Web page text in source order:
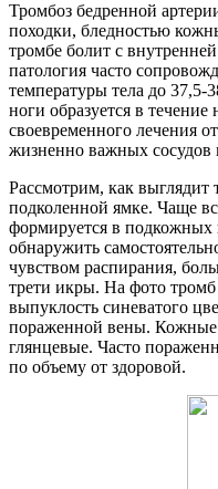
Тромбоз бедренной
походки, бледностью
тромбе болит с
патология часто
температуры тела до
ноги образуется в
своевременного лечения
жизненно важных сосудов
Рассмотрим, как
подколенной ямке. Чаще
формируется в подкожных
обнаружить
чувством распирания,
трети икры. На фото
выпуклость синеватого
пораженной вены.
глянцевые. Часто
по объему от здоровой.